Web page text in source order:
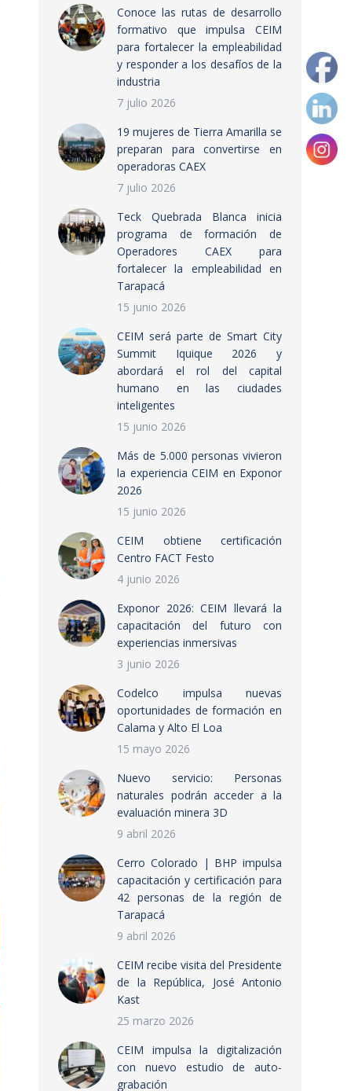
Conoce las rutas de desarrollo
formativo que impulsa CEIM
para fortalecer la empleabilidad
y responder a los desafíos de la
industria
7 julio 2026
19 mujeres de Tierra Amarilla se
preparan para convertirse en
operadoras CAEX
7 julio 2026
Teck Quebrada Blanca inicia
programa de formación de
Operadores CAEX para
fortalecer la empleabilidad en
Tarapacá
15 junio 2026
CEIM será parte de Smart City
Summit Iquique 2026 y
abordará el rol del capital
humano en las ciudades
inteligentes
15 junio 2026
Más de 5.000 personas vivieron
la experiencia CEIM en Exponor
2026
15 junio 2026
CEIM obtiene certificación
Centro FACT Festo
4 junio 2026
Exponor 2026: CEIM llevará la
capacitación del futuro con
experiencias inmersivas
3 junio 2026
Codelco impulsa nuevas
oportunidades de formación en
Calama y Alto El Loa
15 mayo 2026
Nuevo servicio: Personas
naturales podrán acceder a la
evaluación minera 3D
9 abril 2026
Cerro Colorado | BHP impulsa
capacitación y certificación para
42 personas de la región de
Tarapacá
9 abril 2026
CEIM recibe visita del Presidente
de la República, José Antonio
Kast
25 marzo 2026
CEIM impulsa la digitalización
con nuevo estudio de auto-
grabación